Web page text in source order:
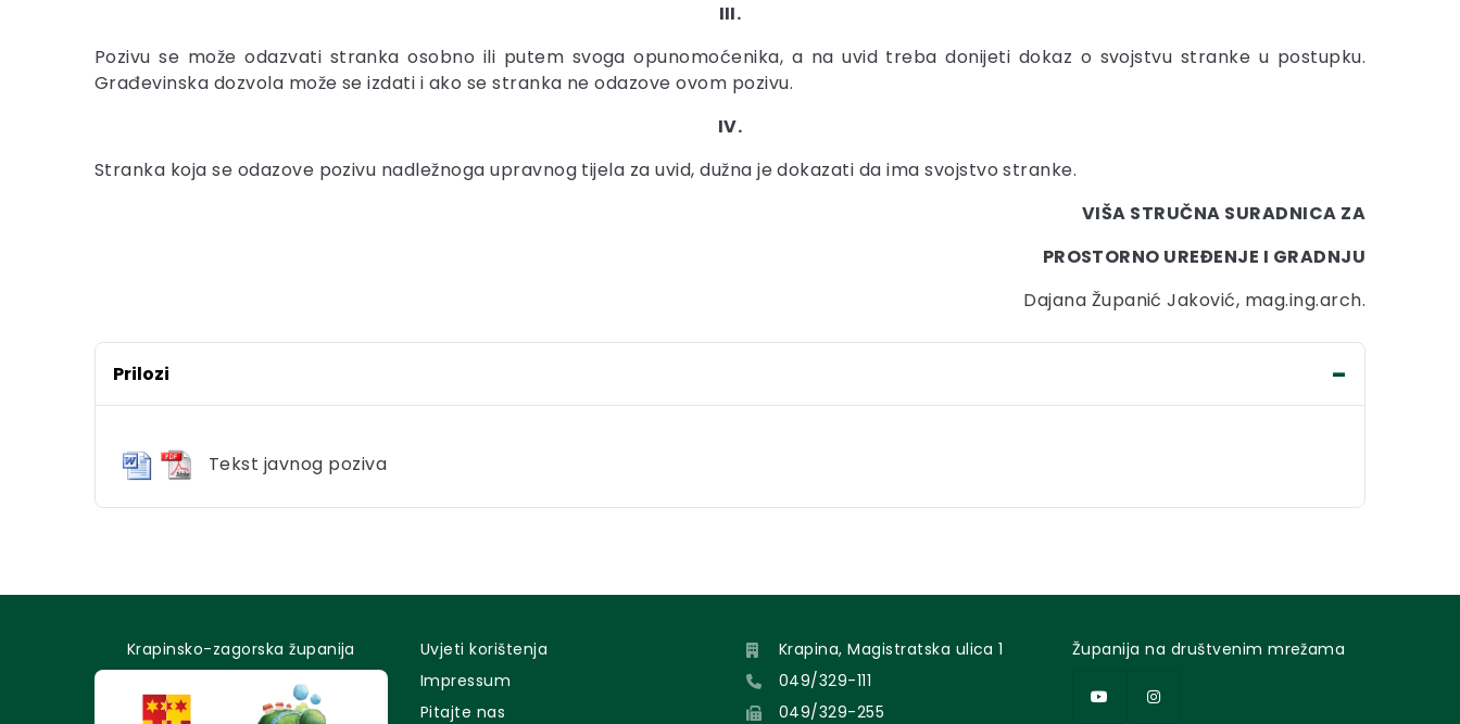
III.
Pozivu se može odazvati stranka osobno ili putem svoga opunomoćenika, a na uvid treba donijeti dokaz o svojstvu stranke u postupku.
Građevinska dozvola može se izdati i ako se stranka ne odazove ovom pozivu.
IV.
Stranka koja se odazove pozivu nadležnoga upravnog tijela za uvid, dužna je dokazati da ima svojstvo stranke.
VIŠA STRUČNA SURADNICA ZA
PROSTORNO UREĐENJE I GRADNJU
Dajana Županić Jaković, mag.ing.arch.
Prilozi
Tekst javnog poziva
Krapinsko-zagorska županija
Uvjeti korištenja
Impressum
Pitajte nas
Krapina, Magistratska ulica 1
049/329-111
049/329-255
Županija na društvenim mrežama